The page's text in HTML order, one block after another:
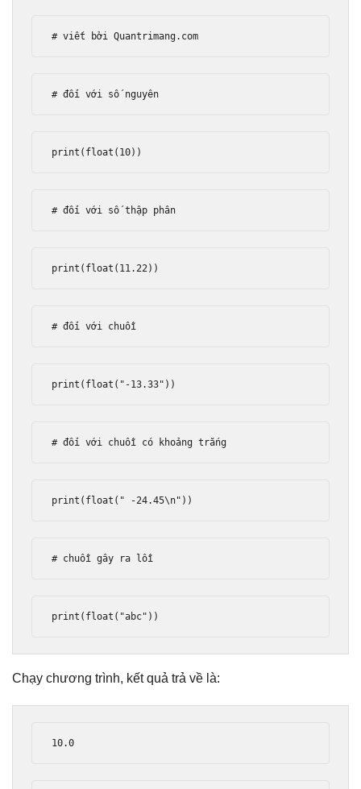
# viết bởi Quantrimang.com
# đối với số nguyên
print ( float ( 10))
# đối với số thập phân
print ( float ( 11.22))
# đối với chuỗi
print ( float ( "-13.33" ))
# đối với chuỗi có khoảng trắng
print ( float ( " -24.45\n" ))
# chuỗi gây ra lỗi
print ( float ( "abc" ))
Chạy chương trình, kết quả trả về là:
10.0